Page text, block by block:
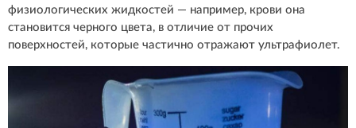
физиологических жидкостей — например, крови она
становится черного цвета, в отличие от прочих
поверхностей, которые частично отражают ультрафиолет.